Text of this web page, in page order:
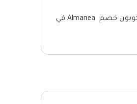
الآن كل ما عليك هو إتمام عملية الدفع ولكن قبل ذلك لابد لك من لصق كوبون خصم Almanea في